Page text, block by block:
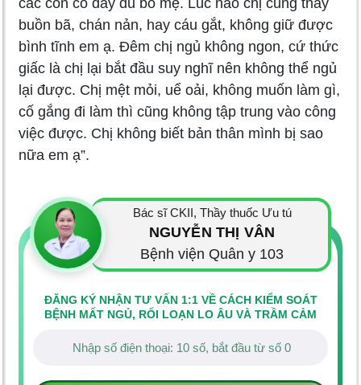
các con có đầy đủ bố mẹ. Lúc nào chị cũng thấy
buồn bã, chán nản, hay cáu gắt, không giữ được
bình tĩnh em ạ. Đêm chị ngủ không ngon, cứ thức
giấc là chị lại bắt đầu suy nghĩ nên không thể ngủ
lại được. Chị mệt mỏi, uể oải, không muốn làm gì,
cố gắng đi làm thì cũng không tập trung vào công
việc được. Chị không biết bản thân mình bị sao
nữa em ạ”.
Bác sĩ CKII, Thầy thuốc Ưu tú
NGUYỄN THỊ VÂN
Bệnh viện Quân y 103
ĐĂNG KÝ NHẬN TƯ VẤN 1:1 VỀ CÁCH KIỂM SOÁT
BỆNH MẤT NGỦ, RỐI LOẠN LO ÂU VÀ TRẦM CẢM